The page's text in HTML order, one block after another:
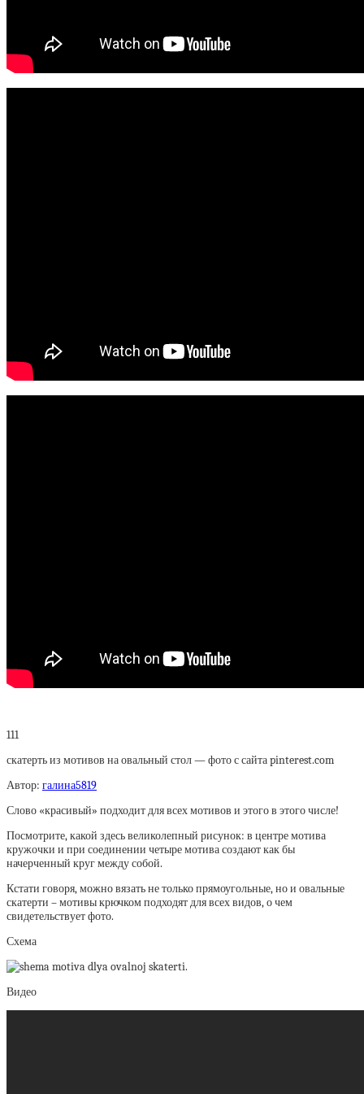
111
скатерть из мотивов на овальный стол — фото с сайта pinterest.com
Автор: галина5819
Слово «красивый» подходит для всех мотивов и этого в этого числе!
Посмотрите, какой здесь великолепный рисунок: в центре мотива
кружочки и при соединении четыре мотива создают как бы
начерченный круг между собой.
Кстати говоря, можно вязать не только прямоугольные, но и овальные
скатерти – мотивы крючком подходят для всех видов, о чем
свидетельствует фото.
Схема
Видео